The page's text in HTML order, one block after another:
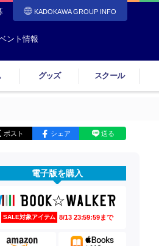
KADOKAWA GROUP INFO
ント情報
グッズ スクール
ポスト シェア 送る
電子版を購入
SALE対象アイテム 8/13 23:59:59まで